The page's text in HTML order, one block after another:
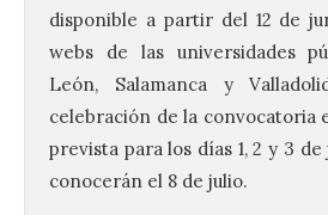
disponible a partir del 12 de
webs de las universidades
León, Salamanca y
celebración de la convocatoria
prevista para los días 1, 2 y 3
conocerán el 8 de julio.